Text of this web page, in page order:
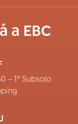
a EBC
– 1º Subsolo